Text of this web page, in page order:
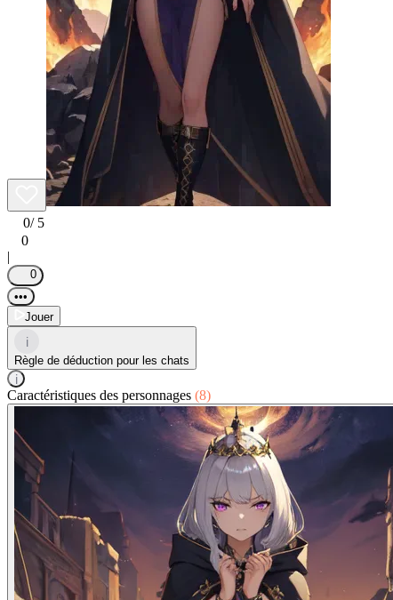
0/ 5
0
|
0
•••
Jouer
i
Règle de déduction pour les chats
i
Caractéristiques des personnages (8)